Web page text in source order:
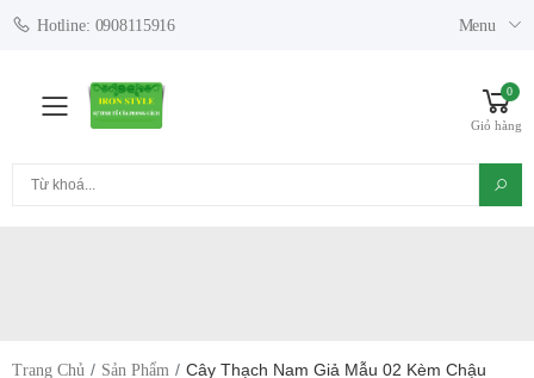
Hotline: 0908115916 Menu
Toggle mobile menu
0
Giỏ hàng
Trang Chủ Sản Phẩm Cây Thạch Nam Giả Mẫu 02 Kèm Chậu